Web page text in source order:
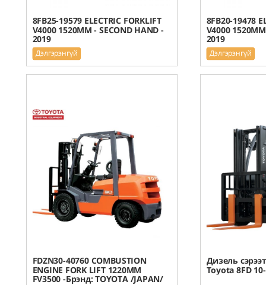
8FB25-19579 ELECTRIC FORKLIFT
V4000 1520MM - SECOND HAND -
2019
Дэлгэрэнгүй
8FB20-19478
V4000
2019
Дэлгэрэнгүй
FDZN30-40760 COMBUSTION
ENGINE FORK LIFT 1220MM
FV3500 -Брэнд: TOYOTA /JAPAN/
Дизель
Toyota 8FD